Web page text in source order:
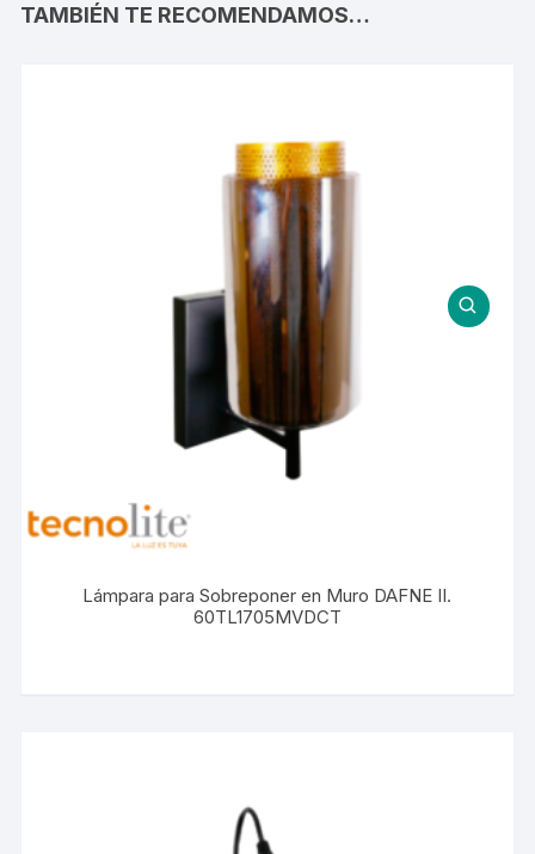
TAMBIÉN TE RECOMENDAMOS…
Lámpara para Sobreponer en Muro DAFNE II.
60TL1705MVDCT